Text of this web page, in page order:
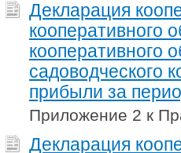
Декларация
кооперативного
кооперативного
садоводческого
прибыли за
Приложение 2 к
Декларация